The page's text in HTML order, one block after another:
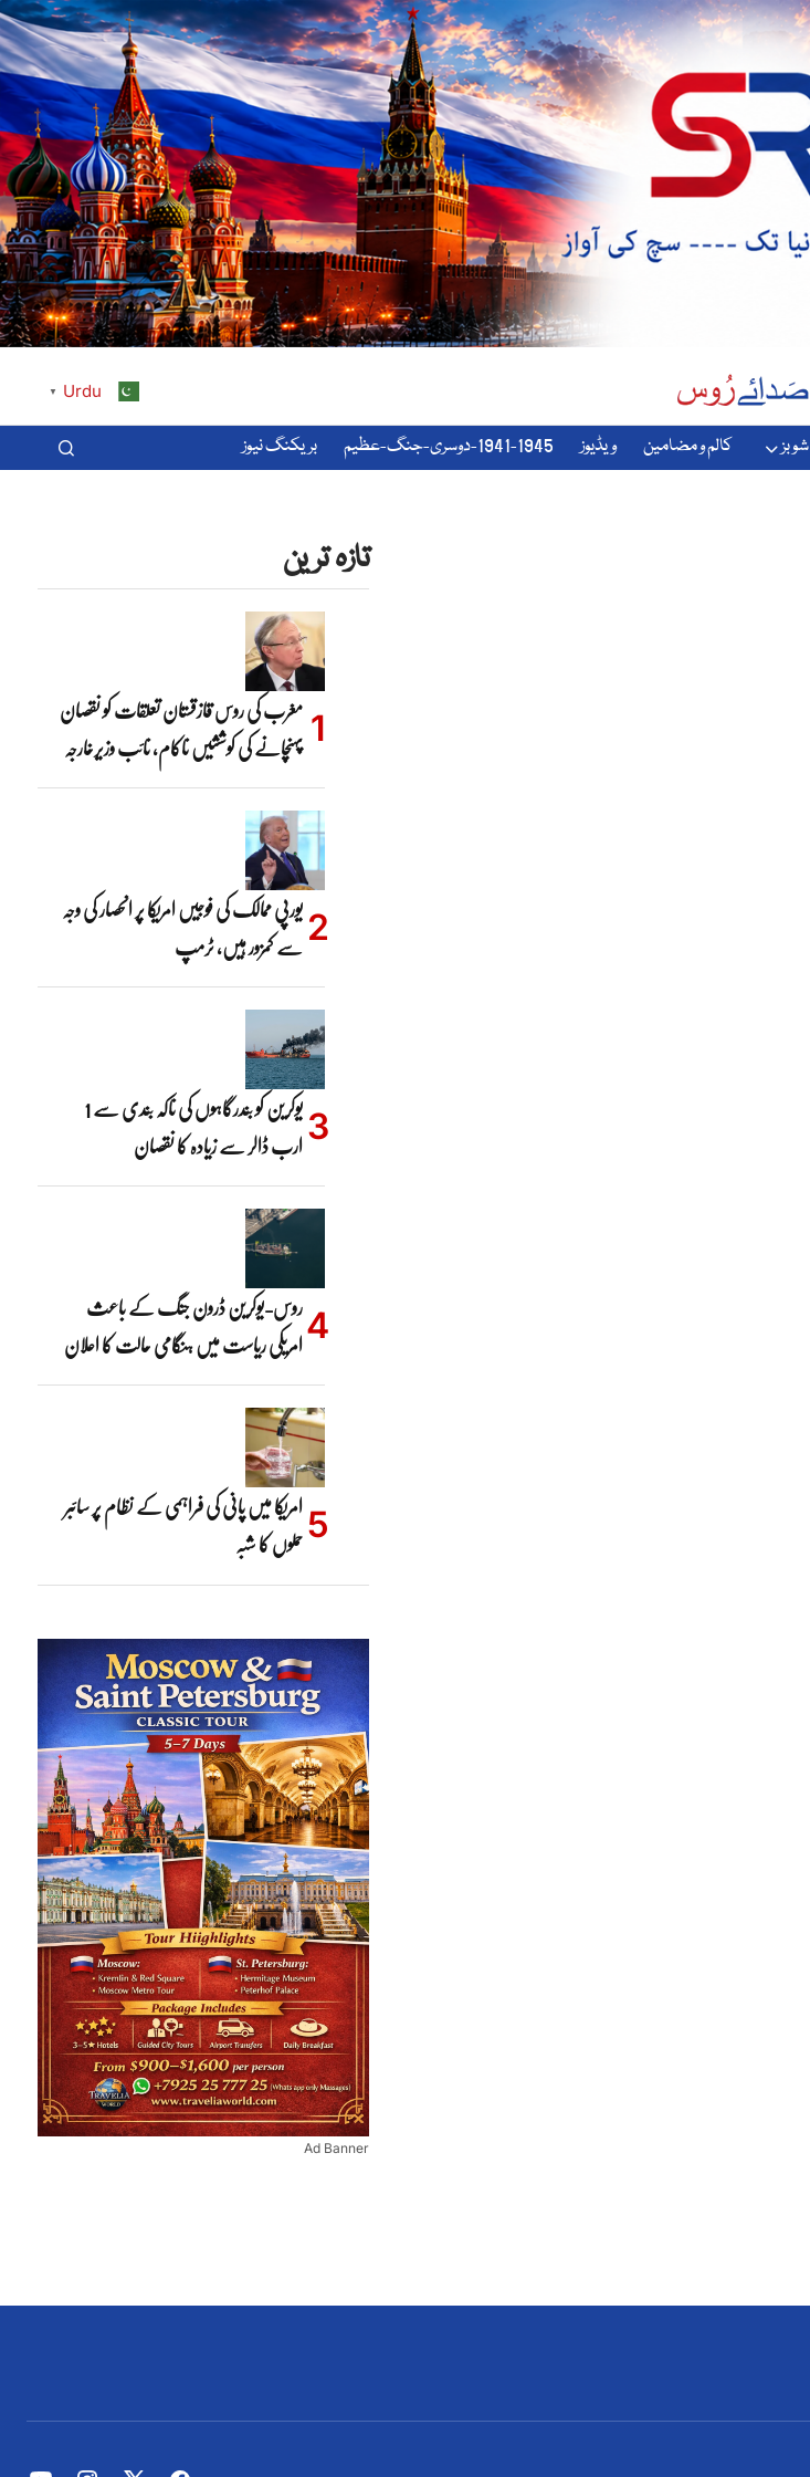
Urdu
▼
شوبز کالم و مضامین ویڈیوز 1941-1945-دوسری-جنگ-عظیم بریکنگ نیوز
تازہ ترین
مغرب کی روس قازقستان تعلقات کو نقصان
پہنچانے کی کوششیں ناکام، نائب وزیرخارجہ
یورپی ممالک کی فوجیں امریکا پر انحصار کی وجہ
سے کمزور ہیں، ٹرمپ
یوکرین کو بندرگاہوں کی ناکہ بندی سے 1
ارب ڈالر سے زیادہ کا نقصان
روس-یوکرین ڈرون جنگ کے باعث
امریکی ریاست میں ہنگامی حالت کا اعلان
امریکا میں پانی کی فراہمی کے نظام پر سائبر
حملوں کا شبہ
Ad Banner